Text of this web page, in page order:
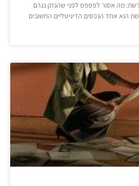
מה אסור לפספס לפני שהנזק נגרם
הוא אחד הנכסים הדיגיטליים החשובים